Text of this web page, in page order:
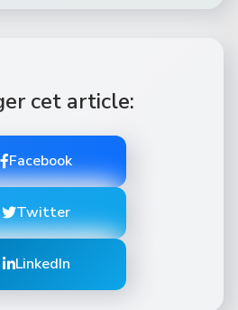
cet article:
Facebook
Twitter
LinkedIn